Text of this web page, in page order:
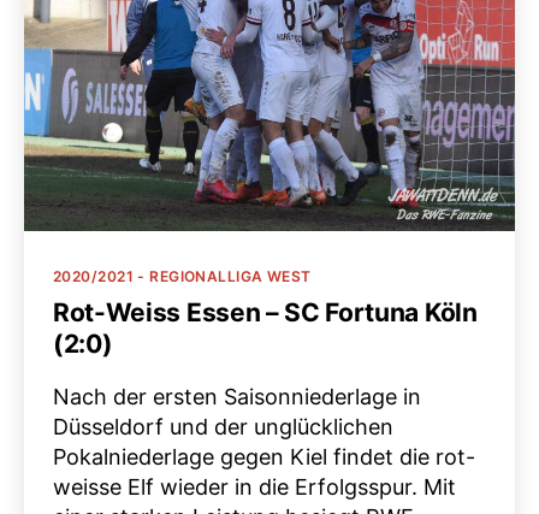
Kategorien
2020/2021 - REGIONALLIGA WEST
Rot-Weiss Essen – SC Fortuna Köln
(2:0)
Nach der ersten Saisonniederlage in
Düsseldorf und der unglücklichen
Pokalniederlage gegen Kiel findet die rot-
weisse Elf wieder in die Erfolgsspur. Mit